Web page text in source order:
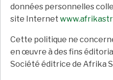
données personnelles
site Internet
Cette politique ne
en œuvre à des fins
Société éditrice de Afrika